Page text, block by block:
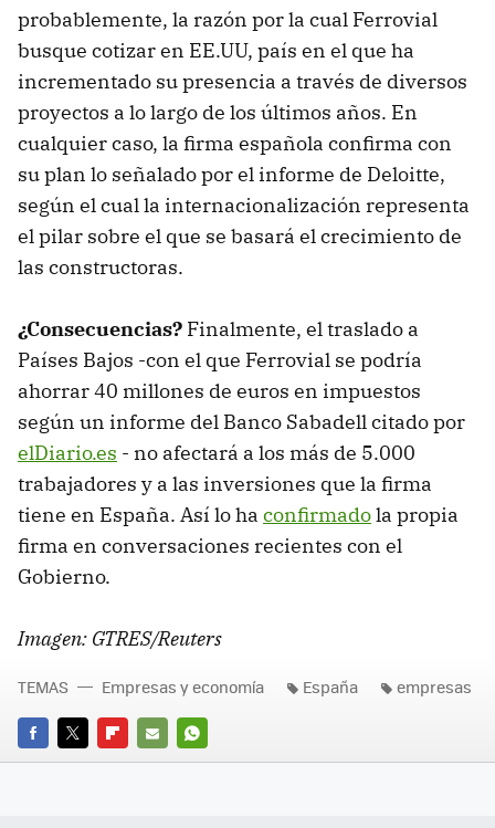
probablemente, la razón por la cual Ferrovial
busque cotizar en EE.UU, país en el que ha
incrementado su presencia a través de diversos
proyectos a lo largo de los últimos años. En
cualquier caso, la firma española confirma con
su plan lo señalado por el informe de Deloitte,
según el cual la internacionalización representa
el pilar sobre el que se basará el crecimiento de
las constructoras.
¿Consecuencias? Finalmente, el traslado a
Países Bajos -con el que Ferrovial se podría
ahorrar 40 millones de euros en impuestos
según un informe del Banco Sabadell citado por
elDiario.es - no afectará a los más de 5.000
trabajadores y a las inversiones que la firma
tiene en España. Así lo ha confirmadola propia
firma en conversaciones recientes con el
Gobierno.
Imagen: GTRES/Reuters
FACEBOOK
TWITTERFLIPBOARD
E-
WHATSAPP
TEMAS Empresas y economía España empresas